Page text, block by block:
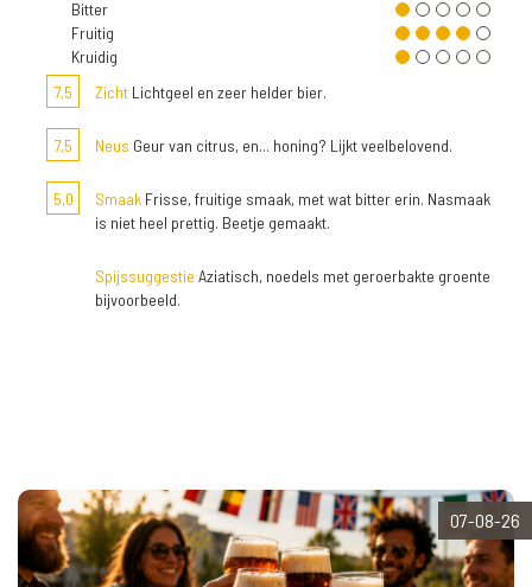
Bitter
Fruitig
Kruidig
7,5
Zicht Lichtgeel en zeer helder bier.
7,5 Neus Geur van citrus, en... honing? Lijkt veelbelovend.
5,0 Smaak Frisse, fruitige smaak, met wat bitter erin. Nasmaak
is niet heel prettig. Beetje gemaakt.
Spijssuggestie Aziatisch, noedels met geroerbakte groente
bijvoorbeeld.
07-08-26